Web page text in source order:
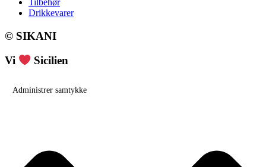
Tilbehør
Drikkevarer
© SIKANI
Vi
Sicilien
Administrer samtykke